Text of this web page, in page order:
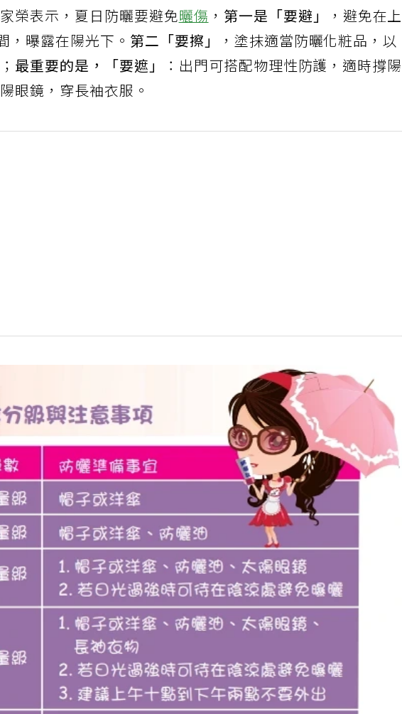
榮表示，夏日防曬要避免曬傷 ，第一是「要避」
，避免在上
，曝露在陽光下。第二「要擦」 ，塗抹適當防曬化粧品，以
最重要的是，「要遮」 ：出門可搭配物理性防護，適時撐陽
眼鏡，穿長袖衣服。